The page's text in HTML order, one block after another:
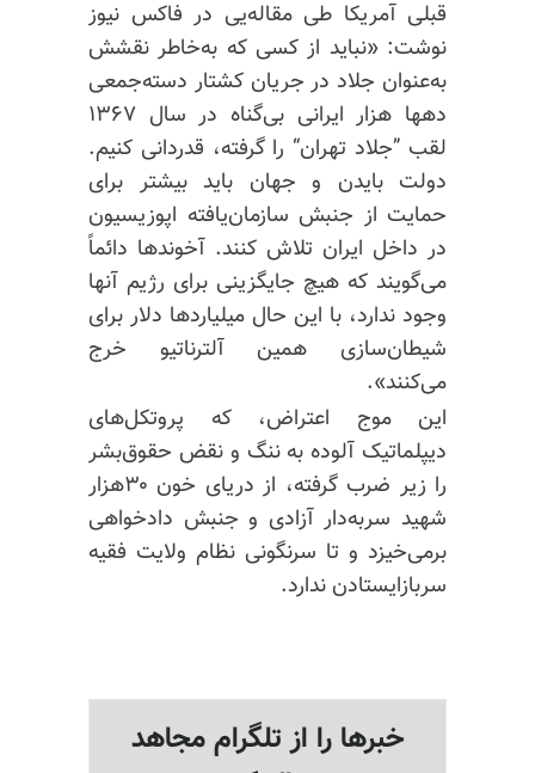
قبلی آمریکا طی مقاله‌یی در فاکس نیوز
نوشت: «نباید از کسی که به‌خاطر نقشش
به‌عنوان جلاد در جریان کشتار دسته‌جمعی
دهها هزار ایرانی بی‌گناه در سال ۱۳۶۷
لقب ”جلاد تهران“ را گرفته، قدردانی کنیم.
دولت بایدن و جهان باید بیشتر برای
حمایت از جنبش سازمان‌یافته اپوزیسیون
در داخل ایران تلاش کنند. آخوندها دائماً
می‌گویند که هیچ جایگزینی برای رژیم آنها
وجود ندارد، با این حال میلیاردها دلار برای
شیطان‌سازی همین آلترناتیو خرج
می‌کنند».
این موج اعتراض، که پروتکل‌های
دیپلماتیک آلوده به ننگ و نقض حقوق‌بشر
را زیر ضرب گرفته، از دریای خون ۳۰هزار
شهید سربه‌دار آزادی و جنبش دادخواهی
برمی‌خیزد و تا سرنگونی نظام ولایت فقیه
سربازایستادن ندارد.
خبرها را از تلگرام مجاهد